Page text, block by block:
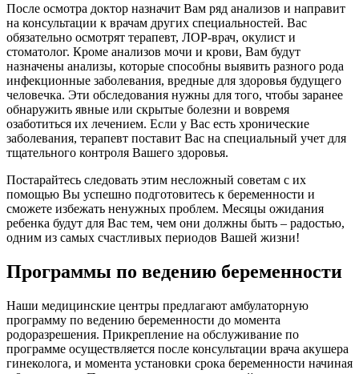
После осмотра доктор назначит Вам ряд анализов и направит
на консультации к врачам других специальностей. Вас
обязательно осмотрят терапевт, ЛОР-врач, окулист и
стоматолог. Кроме анализов мочи и крови, Вам будут
назначены анализы, которые способны выявить разного рода
инфекционные заболевания, вредные для здоровья будущего
человечка. Эти обследования нужны для того, чтобы заранее
обнаружить явные или скрытые болезни и вовремя
озаботиться их лечением. Если у Вас есть хронические
заболевания, терапевт поставит Вас на специальный учет для
тщательного контроля Вашего здоровья.
Постарайтесь следовать этим несложный советам с их
помощью Вы успешно подготовитесь к беременности и
сможете избежать ненужных проблем. Месяцы ожидания
ребенка будут для Вас тем, чем они должны быть – радостью,
одним из самых счастливых периодов Вашей жизни!
Программы по ведению беременности
Наши медицинские центры предлагают амбулаторную
программу по ведению беременности до момента
родоразрешения. Прикрепление на обслуживание по
программе осуществляется после консультации врача акушера
гинеколога, и момента установки срока беременности начиная